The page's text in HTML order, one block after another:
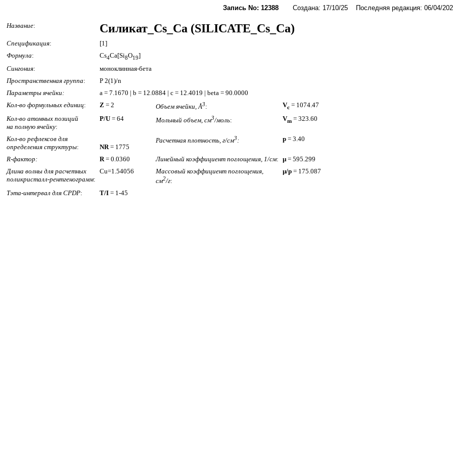
Запись No: 12388 Создана: 17/10/25 Последняя редакция: 06/04/
Название: Силикат_Cs_Ca (SILICATE_Cs_Ca)
Спецификация:
[1]
Формула: Cs4Ca[Si8O19]
Сингония:
моноклинная-бета
Пространственная группа:
P 2(1)/n
Параметры ячейки:
a = 7.1670 | b = 12.0884 | c = 12.4019 | beta = 90.0000
Кол-во формульных единиц: Z = 2 Объем ячейки, Å3: Vc = 1074.47
Кол-во атомных позиций
на полную ячейку:
P/U = 64 Мольный объем, см3/моль: Vm = 323.60
Кол-во рефлексов для
определения структуры: NR= 1775
Расчетная плотность, г/см3: p = 3.40
R-фактор: R= 0.0360 Линейный коэффициент поглощения, 1/см: µ= 595.299
Длина волны для расчетных
поликристалл-рентгенограмм:
Cu=1.54056
Массовый коэффициент поглощения,
см2/г:
µ/p = 175.087
Тэта-интервал для CPDP: T/I = 1-45